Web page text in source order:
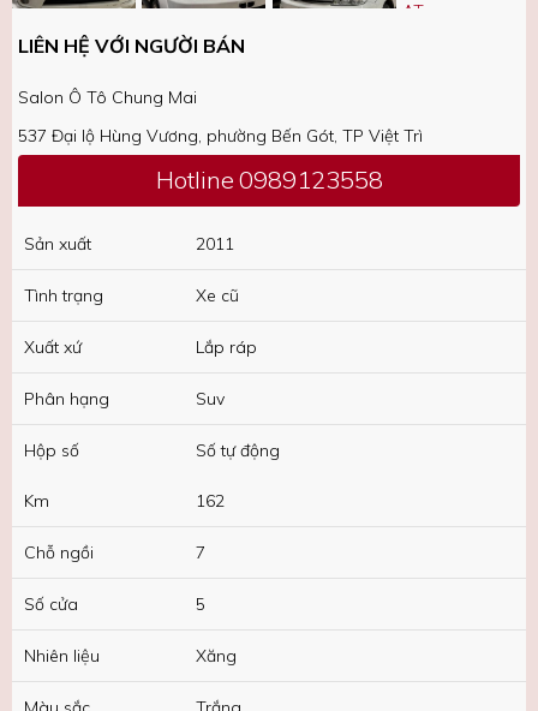
LIÊN HỆ VỚI NGƯỜI BÁN
Salon Ô Tô Chung Mai
537 Đại lộ Hùng Vương, phường Bến Gót, TP Việt Trì
Hotline 0989123558
Sản xuất 2011
Tình trạng Xe cũ
Xuất xứ Lắp ráp
Phân hạng Suv
Hộp số Số tự động
Km 162
Chỗ ngồi 7
Số cửa 5
Nhiên liệu Xăng